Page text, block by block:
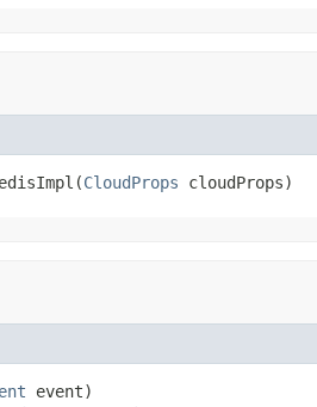
CloudProps cloudProps)
event)